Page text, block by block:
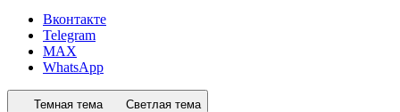
Вконтакте
Telegram
MAX
WhatsApp
Темная тема Светлая тема